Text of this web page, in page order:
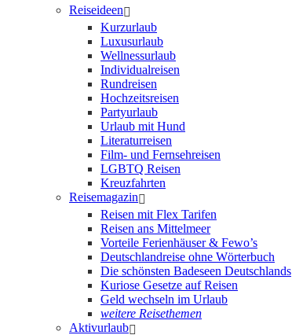
Reiseideen
Kurzurlaub
Luxusurlaub
Wellnessurlaub
Individualreisen
Rundreisen
Hochzeitsreisen
Partyurlaub
Urlaub mit Hund
Literaturreisen
Film- und Fernsehreisen
LGBTQ Reisen
Kreuzfahrten
Reisemagazin
Reisen mit Flex Tarifen
Reisen ans Mittelmeer
Vorteile Ferienhäuser & Fewo’s
Deutschlandreise ohne Wörterbuch
Die schönsten Badeseen Deutschlands
Kuriose Gesetze auf Reisen
Geld wechseln im Urlaub
weitere Reisethemen
Aktivurlaub